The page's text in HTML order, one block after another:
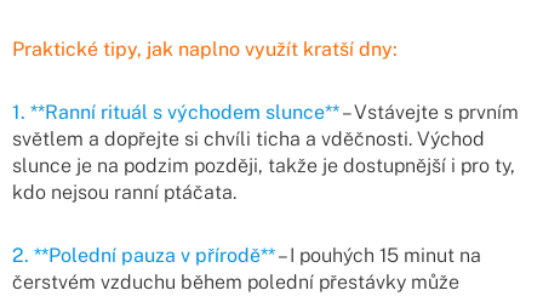
Praktické tipy, jak naplno využít kratší dny:
1. **Ranní rituál s východem slunce**– Vstávejte s prvním
světlem a dopřejte si chvíli ticha a vděčnosti. Východ
slunce je na podzim později, takže je dostupnější i pro ty,
kdo nejsou ranní ptáčata.
2. **Polední pauza v přírodě**– I pouhých 15 minut na
čerstvém vzduchu během polední přestávky může